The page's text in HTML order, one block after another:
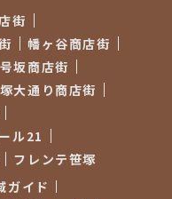
街
幡ヶ谷商店街
坂商店街
大通り商店街
ル21
フレンテ笹塚
ガイド